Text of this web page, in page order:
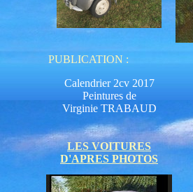
PUBLICATION :
Calendrier 2cv 2017
Peintures de
Virginie TRABAUD
LES VOITURES
D'APRES PHOTOS